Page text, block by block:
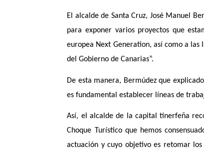
El alcalde de Santa Cruz, José Manuel
para exponer varios proyectos que
europea Next Generation, así como a las
del Gobierno de Canarias”.
De esta manera, Bermúdez que
es fundamental establecer líneas de
Así, el alcalde de la capital tinerfeña
Choque Turístico que hemos
actuación y cuyo objetivo es retomar